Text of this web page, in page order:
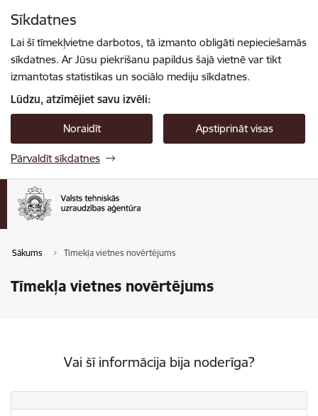
Sīkdatnes
Lai šī tīmekļvietne darbotos, tā izmanto obligāti nepieciešamās
sīkdatnes. Ar Jūsu piekrišanu papildus šajā vietnē var tikt
izmantotas statistikas un sociālo mediju sīkdatnes.
Lūdzu, atzīmējiet savu izvēli:
Noraidīt Apstiprināt visas
Pārvaldīt sīkdatnes
Sākums Tīmekļa vietnes novērtējums
Tīmekļa vietnes novērtējums
Vai šī informācija bija noderīga?
Vai šī informācija bija noderīga?